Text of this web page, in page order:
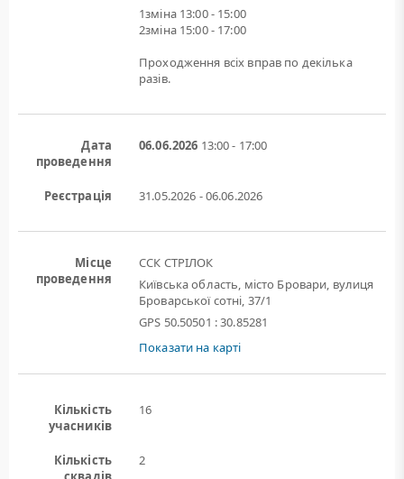
1зміна 13:00 - 15:00
2зміна 15:00 - 17:00
Проходження всіх вправ по декілька
разів.
Дата
проведення
06.06.2026 13:00 - 17:00
Реєстрація 31.05.2026 - 06.06.2026
Місце
проведення
ССК СТРІЛОК
Київська область, місто Бровари, вулиця
Броварської сотні, 37/1
GPS 50.50501 : 30.85281
Показати на карті
Кількість
учасників
16
Кількість
2